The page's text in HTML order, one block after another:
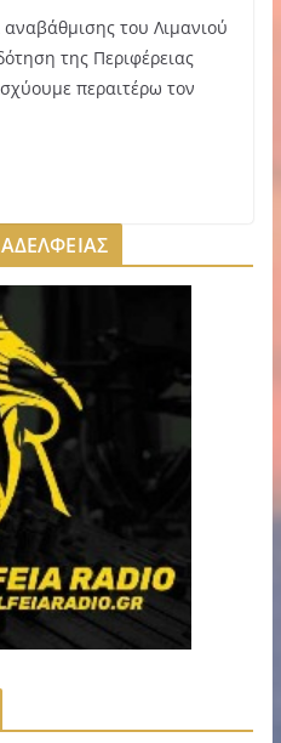
του Λιμανιού
της Περιφέρειας
περαιτέρω τον